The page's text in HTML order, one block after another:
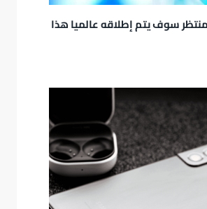
سوف يتم إطلاقه عالميا هذا